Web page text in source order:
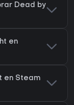
Dead by
en
en Steam